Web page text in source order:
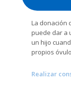
La donación
puede dar a
un hijo
propios
Realizar